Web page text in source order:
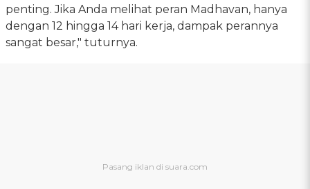
penting. Jika Anda melihat peran Madhavan, hanya
dengan 12 hingga 14 hari kerja, dampak perannya
sangat besar," tuturnya.